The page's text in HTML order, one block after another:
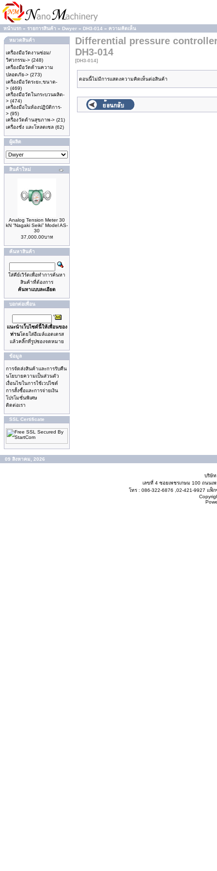
หน้าแรก » รายการสินค้า » Dwyer » DH3-014 » ความคิดเห็น
หมวดสินค้า
เครื่องมือวัดงานซ่อม/
วิศวกรรม-> (248)
เครื่องมือวัดด้านความ
ปลอดภัย-> (273)
เครื่องมือวัดระยะ,ขนาด-
> (469)
เครื่องมือวัดในกระบวนผลิต-
> (474)
เครื่องมือในห้องปฏิบัติการ-
> (95)
เครื่องวัดด้านสุขภาพ-> (21)
เครื่องชั่ง และโหลดเซล (62)
ผู้ผลิต
สินค้าใหม่
Analog Tension Meter 30
kN “Nagaki Seiki” Model AS-
30
37,000.00บาท
ค้นหาสินค้า
ใส่คีย์เวิร์ดเพื่อทำการค้นหา
สินค้าที่ต้องการ
ค้นหาแบบละเอียด
บอกต่อเพื่อน
แนะนำเว็บไซด์นี้ให้เพื่อนของ
ท่านโดยใส่อีเมล์แอดเดรส
แล้วคลิ๊กที่รูปซองจดหมาย
ข้อมูล
การจัดส่งสินค้าและการรับคืน
นโยบายความเป็นส่วนตัว
เงื่อนไขในการใช้เวปไซด์
การสั้งซื้อและการจ่ายเงิน
โปรโมชั่นพิเศษ
ติดต่อเรา
SSL Certificate
Differential pressure
DH3-014
[DH3-014]
ตอนนี้ไม่มีการแสดงความคิดเห็นต่อสินค้า
09 สิงหาคม, 2026
บริษั
เลขที่ 4 ซอยเพชรเกษม 100 ถนนเ
โทร : 086-322-6876 ,02-421-9927 แฟ็